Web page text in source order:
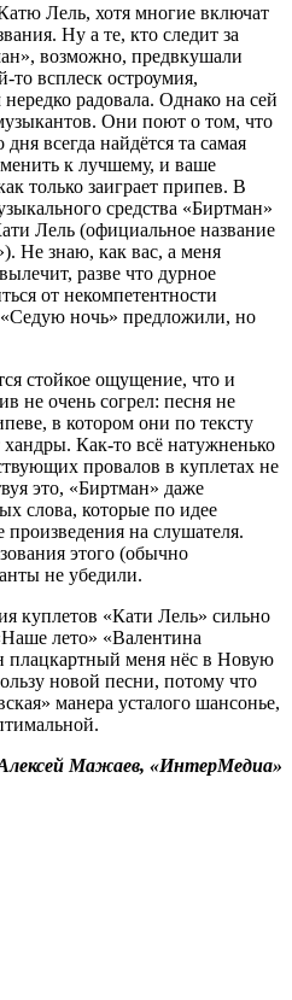
Лель, хотя многие включат
Ну а те, кто следит за
возможно, предвкушали
то всплеск остроумия,
радовала. Однако на сей
Они поют о том, что
всегда найдётся та самая
к лучшему, и ваше
только заиграет припев. В
средства «Биртман»
Лель (официальное название
Не знаю, как вас, а меня
разве что дурное
от некомпетентности
ночь» предложили, но
стойкое ощущение, что и
не очень согрел: песня не
в котором они по тексту
Как-то всё натужненько
провалов в куплетах не
это, «Биртман» даже
слова, которые по идее
на слушателя.
этого (обычно
не убедили.
куплетов «Кати Лель» сильно
лето» «Валентина
плацкартный меня нёс в Новую
новой песни, потому что
манера усталого шансонье,
Мажаев, «ИнтерМедиа»